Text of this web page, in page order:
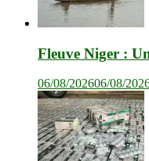
Fleuve Niger :
06/08/202606/08/